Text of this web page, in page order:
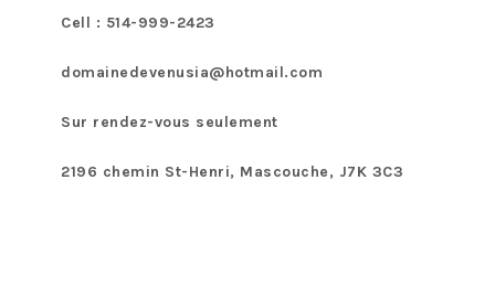
Cell : 514-999-2423
domainedevenusia@hotmail.com
Sur rendez-vous seulement
2196 chemin St-Henri, Mascouche, J7K 3C3